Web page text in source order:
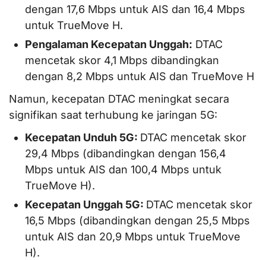
dengan 17,6 Mbps untuk AIS dan 16,4 Mbps
untuk TrueMove H.
Pengalaman Kecepatan Unggah: DTAC
mencetak skor 4,1 Mbps dibandingkan
dengan 8,2 Mbps untuk AIS dan TrueMove H
Namun, kecepatan DTAC meningkat secara
signifikan saat terhubung ke jaringan 5G:
Kecepatan Unduh 5G: DTAC mencetak skor
29,4 Mbps (dibandingkan dengan 156,4
Mbps untuk AIS dan 100,4 Mbps untuk
TrueMove H).
Kecepatan Unggah 5G: DTAC mencetak skor
16,5 Mbps (dibandingkan dengan 25,5 Mbps
untuk AIS dan 20,9 Mbps untuk TrueMove
H).